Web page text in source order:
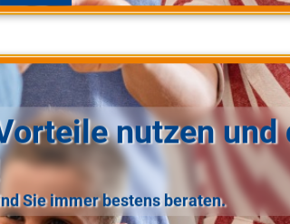
nutzen und
Sie immer bestens beraten.